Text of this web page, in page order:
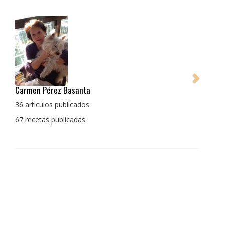
Pedro Manuel Collado Cruz
La cocina para mi es producto bien tratado sin
con un toque diferente